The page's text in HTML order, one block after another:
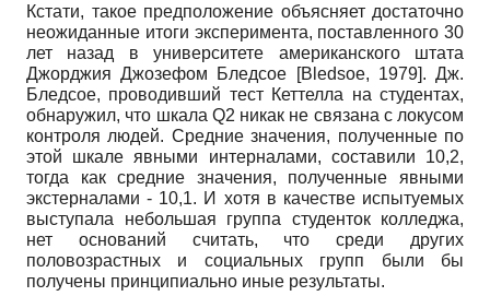
Кстати, такое предположение объясняет достаточно
неожиданные итоги эксперимента, поставленного 30
лет назад в университете американского штата
Джорджия Джозефом Бледсое
[Bledsoe, 1979]. Дж.
Бледсое, проводивший тест Кеттелла на студентах,
обнаружил, что шкала Q2 никак не связана с локусом
контроля людей. Средние значения, полученные по
этой шкале явными интерналами, составили 10,2,
тогда как средние значения, полученные явными
экстерналами - 10,1. И хотя в качестве испытуемых
выступала небольшая группа студенток колледжа,
нет оснований считать, что среди других
половозрастных и социальных групп были бы
получены принципиально иные результаты.